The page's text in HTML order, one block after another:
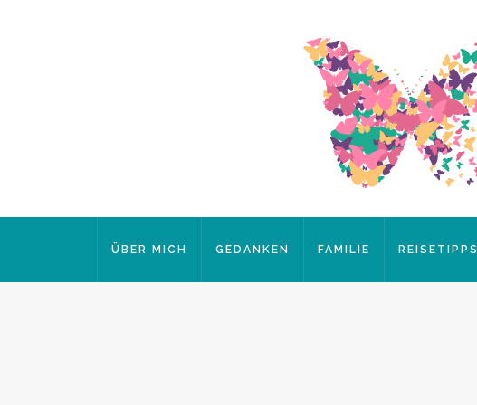
ÜBER MICH GEDANKEN FAMILIE REISETIPPS